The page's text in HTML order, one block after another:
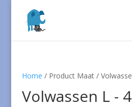
Home / Product Maat /
Volwassen L -